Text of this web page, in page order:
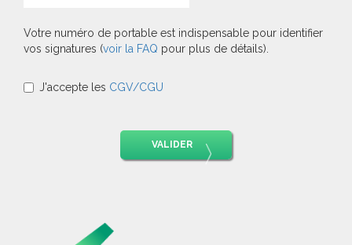
Votre numéro de portable est indispensable pour identifier
vos signatures (voir la FAQ pour plus de détails).
J'accepte les CGV/CGU
VALIDER